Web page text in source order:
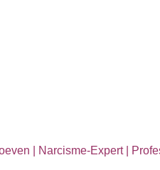
| Narcisme-Expert |